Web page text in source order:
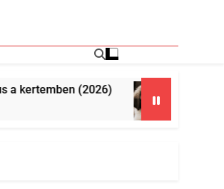
Megkutyásodtunk 1.
3 Hónap Ezelőtt